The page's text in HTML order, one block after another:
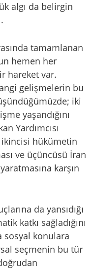
algı da belirgin
tamamlanan
hemen her
hareket var.
gelişmelerin bu
iki
yaşandığını
Yardımcısı
hükümetin
ve üçüncüsü İran
karşın
da yansıdığı
katkı sağladığını
sosyal konulara
seçmenin bu tür